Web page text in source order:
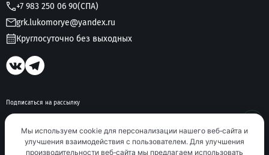
Мы используем cookie для персонализации нашего веб‑сайта и
улучшения взаимодействия с пользователем. Для улучшения
производительности веб‑сайта мы предлагаем использовать
+7 983 250 06 90(СПА)
grk.lukomorye@yandex.ru
Круглосуточно без выходных
Политика конфиденциальностиОплата и возврат
Подписаться на рассылку
Оставляя заявку, высоглашаетесьнаусловия обработки персональных данных.